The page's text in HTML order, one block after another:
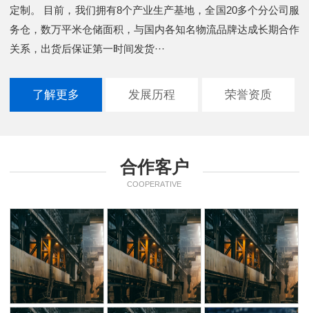
定制。 目前，我们拥有8个产业生产基地，全国20多个分公司服
务仓，数万平米仓储面积，与国内各知名物流品牌达成长期合作
关系，出货后保证第一时间发货···
了解更多 发展历程 荣誉资质
合作客户
COOPERATIVE